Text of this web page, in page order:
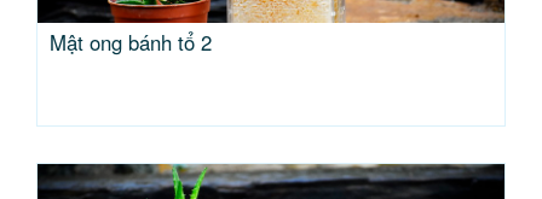
Mật ong bánh tổ 2